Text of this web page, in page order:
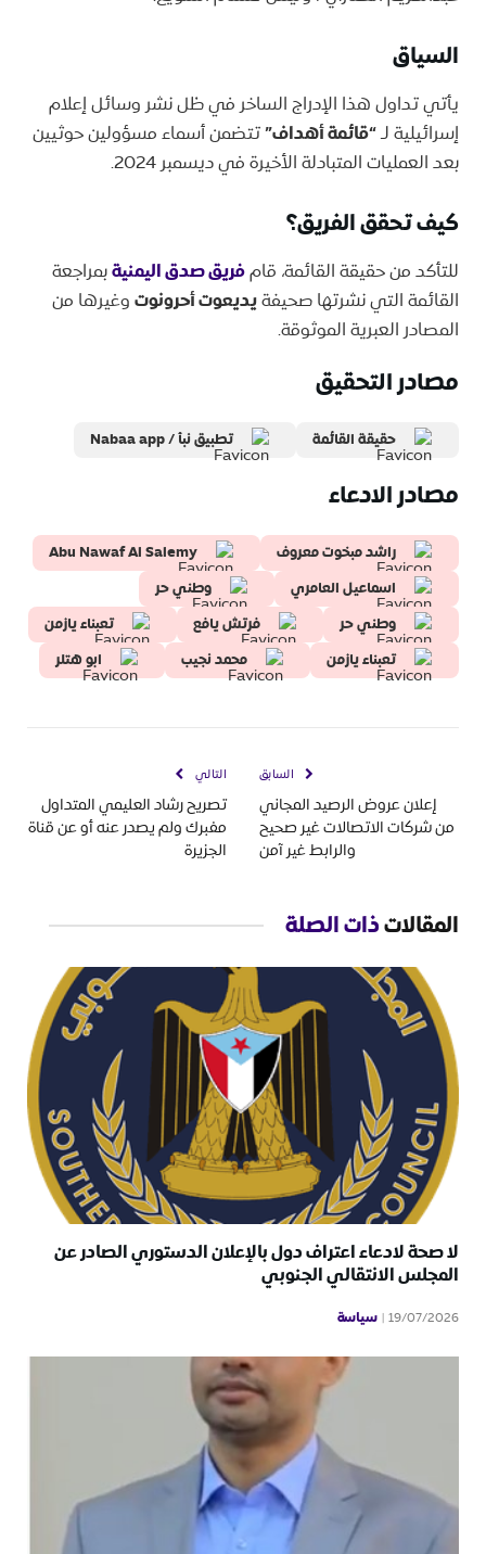
السياق
يأتي تداول هذا الإدراج الساخر في ظل نشر وسائل إعلام
إسرائيلية لـ“قائمة أهداف”تتضمن أسماء مسؤولين حوثيين
بعد العمليات المتبادلة الأخيرة في ديسمبر 2024.
كيف تحقق الفريق؟
للتأكد من حقيقة القائمة، قامفريق صدق اليمنيةبمراجعة
القائمة التي نشرتها صحيفةيديعوت أحرونوتوغيرها من
المصادر العبرية الموثوقة.
مصادر التحقيق
حقيقة القائمة تطبيق نبأ / Nabaa app
مصادر الادعاء
راشد مبخوت معروف
Abu Nawaf Al Salemy
اسماعيل العامري
وطني حر
وطني حر
فرتش يافع
تعبناء يازمن
تعبناء يازمن
محمد نجيب ابو هتلر
السابق
إعلان عروض الرصيد المجاني
من شركات الاتصالات غير صحيح
والرابط غير آمن
التالي
تصريح رشاد العليمي المتداول
مفبرك ولم يصدر عنه أو عن قناة
الجزيرة
المقالاتذات الصلة
لا صحة لادعاء اعتراف دول بالإعلان الدستوري الصادر عن
المجلس الانتقالي الجنوبي
19/07/2026 سياسة